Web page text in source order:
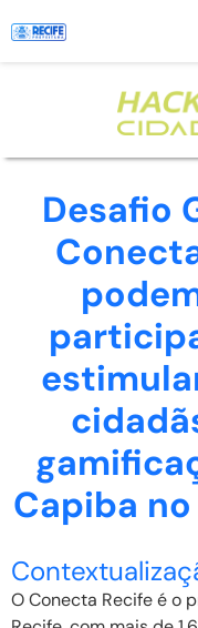
Desafio
Capiba
O Conecta Recife é o